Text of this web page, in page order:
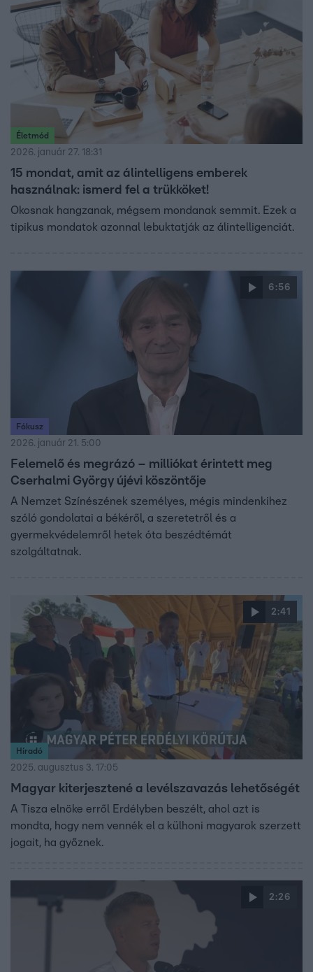
Életmód
2026. január 27. 18:31
15 mondat, amit az álintelligens emberek
használnak: ismerd fel a trükköket!
Okosnak hangzanak, mégsem mondanak semmit. Ezek a
tipikus mondatok azonnal lebuktatják az álintelligenciát.
6:56
Fókusz
2026. január 21. 5:00
Felemelő és megrázó – milliókat érintett meg
Cserhalmi György újévi köszöntője
A Nemzet Színészének személyes, mégis mindenkihez
szóló gondolatai a békéről, a szeretetről és a
gyermekvédelemről hetek óta beszédtémát
szolgáltatnak.
2:41
Híradó
2025. augusztus 3. 17:05
Magyar kiterjesztené a levélszavazás lehetőségét
A Tisza elnöke erről Erdélyben beszélt, ahol azt is
mondta, hogy nem vennék el a külhoni magyarok szerzett
jogait, ha győznek.
2:26